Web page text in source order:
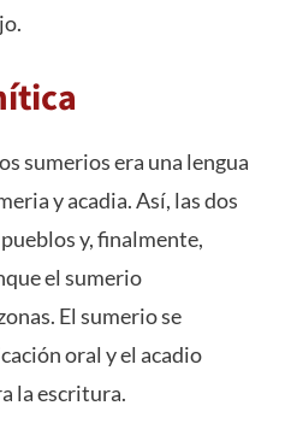
sumerios era una lengua
y acadia. Así, las dos
y, finalmente,
el sumerio
El sumerio se
oral y el acadio
la escritura.